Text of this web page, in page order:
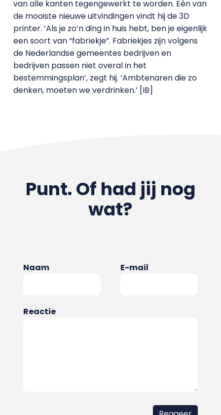
van alle kanten tegengewerkt te worden. Eén van
de mooiste nieuwe uitvindingen vindt hij de 3D
printer. ‘Als je zo’n ding in huis hebt, ben je eigenlijk
een soort van “fabriekje”. Fabriekjes zijn volgens
de Nederlandse gemeentes bedrijven en
bedrijven passen niet overal in het
bestemmingsplan’, zegt hij. ‘Ambtenaren die zo
denken, moeten we verdrinken.’ [IB]
Punt. Of had jij nog
wat?
Naam E-mail
Reactie